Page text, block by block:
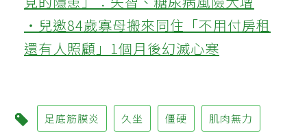
‧兒邀84歲寡母搬來同住「不用付房租
還有人照顧」1個月後幻滅心寒
足底筋膜炎 久坐 僵硬 肌肉無力